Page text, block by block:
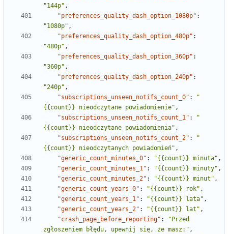
"144p" ,
"preferences_quality_dash_option_1080p" :
"1080p" ,
"preferences_quality_dash_option_480p" :
"480p" ,
"preferences_quality_dash_option_360p" :
"360p" ,
"preferences_quality_dash_option_240p" :
"240p" ,
"subscriptions_unseen_notifs_count_0" :
"
{{count}} nieodczytane powiadomienie" ,
"subscriptions_unseen_notifs_count_1" :
"
{{count}} nieodczytane powiadomienia" ,
"subscriptions_unseen_notifs_count_2" :
"
{{count}} nieodczytanych powiadomień" ,
"generic_count_minutes_0" : "{{count}} minuta" ,
"generic_count_minutes_1" : "{{count}} minuty" ,
"generic_count_minutes_2" : "{{count}} minut" ,
"generic_count_years_0" : "{{count}} rok" ,
"generic_count_years_1" : "{{count}} lata" ,
"generic_count_years_2" : "{{count}} lat" ,
"crash_page_before_reporting" :
"Przed
zgłoszeniem błędu, upewnij się, że masz:" ,